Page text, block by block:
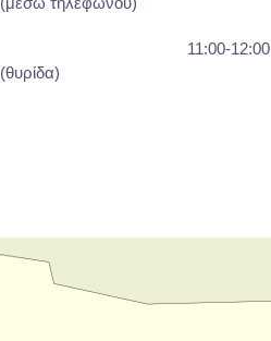
11:00-12:00
(θυρίδα)